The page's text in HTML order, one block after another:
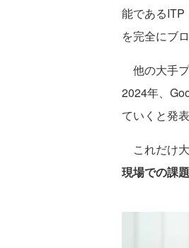
能であるITP
を完全にブ
他の大手
2024年、
ていくと発
これだけ
現場での課